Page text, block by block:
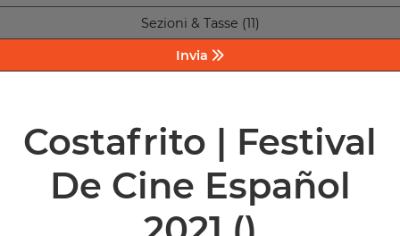
Sezioni & Tasse (11)
Invia
Costafrito | Festival
De Cine Español